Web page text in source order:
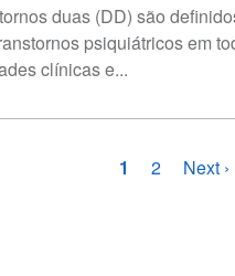
duas (DD) são
psiquiátricos em
clínicas e...
Página
1 Página
2
Próxima
Next ›